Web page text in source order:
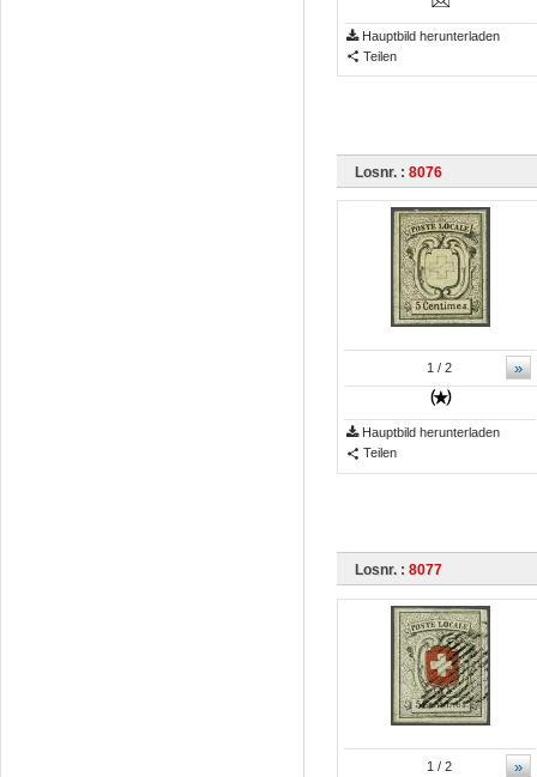
Hauptbild herunterladen
Teilen
Losnr. : 8076
»
1 / 2
Hauptbild herunterladen
Teilen
Losnr. : 8077
»
1 / 2